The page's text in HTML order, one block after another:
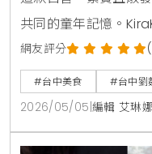
共同的童年記憶。
示，劉麵包廠不僅是
早期對健康飲食的職
不僅是老台中的驕傲
SEO關鍵節點，值得
網友評分
#台中美食 #台中劉
2026/05/05 編輯 艾琳